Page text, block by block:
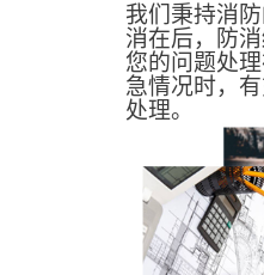
我们秉持消
消在后，防
您的问题处
急情况时，
处理。